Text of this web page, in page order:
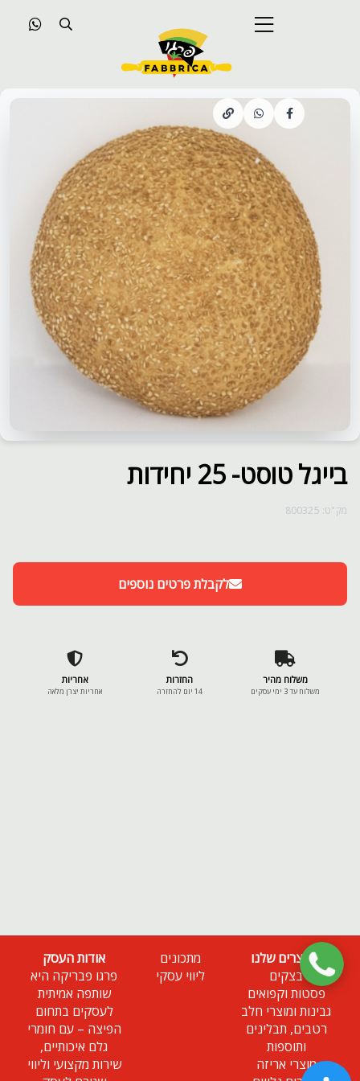
בייגל טוסט- 25 יחידות
מק"ט: 800325
לקבלת פרטים נוספים
משלוח מהיר
משלוח עד 3 ימי עסקים
החזרות
14 יום להחזרה
אחריות
אחריות יצרן מלאה
המוצרים שלנו
בצקים
פסטות וקפואים
גבינות ומוצרי חלב
רטבים, תבלינים
ותוספות
מוצרי אריזה
מתכונים
ליווי עסקי
אודות העסק
פרגו פבריקה היא
שותפה אמיתית
לעסקים בתחום
הפיצה – עם חומרי
גלם איכותיים,
שירות מקצועי וליווי